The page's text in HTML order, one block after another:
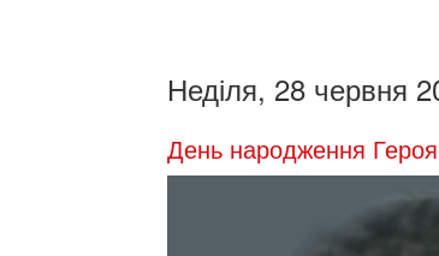
Неділя, 28 червня
День народження Героя